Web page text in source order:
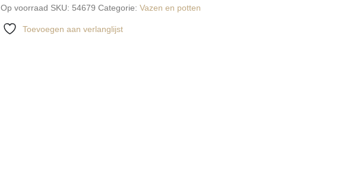
Op voorraad SKU: 54679 Categorie: Vazen en potten
Toevoegen aan verlanglijst